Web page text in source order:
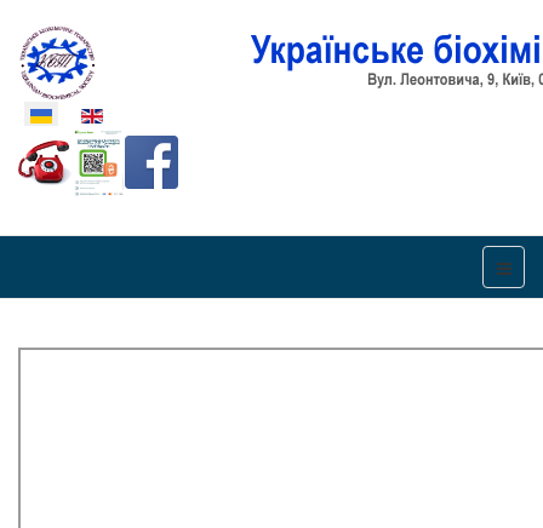
Оберіть свою мову